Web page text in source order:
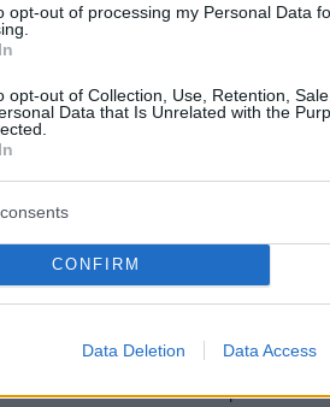
opt-out of processing my Personal Data
opt-out of Collection, Use, Retention,
Data that Is Unrelated with the
CONFIRM
Data Deletion Data Access
protothema.gr στο Google News
Ειδήσειςαπό την
στο
αμόρφωτοι γονείς, πουλημένο
ένα παιδί από